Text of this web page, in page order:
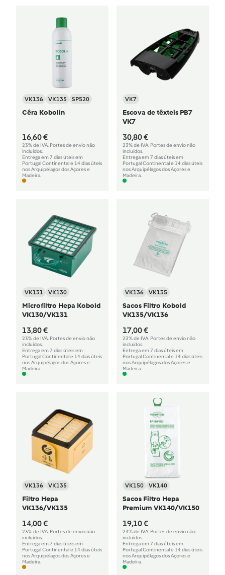
VK136 VK135 SP520
Cêra Kobolin
16,60 €
23% de IVA. Portes de envio não
incluídos.
Entrega em 7 dias úteis em
Portugal Continental e 14 dias úteis
nos Arquipélagos dos Açores e
Madeira.
VK7
Escova de têxteis PB7
VK7
30,80 €
23% de IVA. Portes de envio não
incluídos.
Entrega em 7 dias úteis em
Portugal Continental e 14 dias úteis
nos Arquipélagos dos Açores e
Madeira.
VK131 VK130
Microfiltro Hepa Kobold
VK130/VK131
13,80 €
23% de IVA. Portes de envio não
incluídos.
Entrega em 7 dias úteis em
Portugal Continental e 14 dias úteis
nos Arquipélagos dos Açores e
Madeira.
VK136 VK135
Sacos Filtro Kobold
VK135/VK136
17,00 €
23% de IVA. Portes de envio não
incluídos.
Entrega em 7 dias úteis em
Portugal Continental e 14 dias úteis
nos Arquipélagos dos Açores e
Madeira.
VK136 VK135
Filtro Hepa
VK136/VK135
14,00 €
23% de IVA. Portes de envio não
incluídos.
Entrega em 7 dias úteis em
Portugal Continental e 14 dias úteis
nos Arquipélagos dos Açores e
Madeira.
VK150 VK140
Sacos Filtro Hepa
Premium VK140/VK150
19,10 €
23% de IVA. Portes de envio não
incluídos.
Entrega em 7 dias úteis em
Portugal Continental e 14 dias úteis
nos Arquipélagos dos Açores e
Madeira.